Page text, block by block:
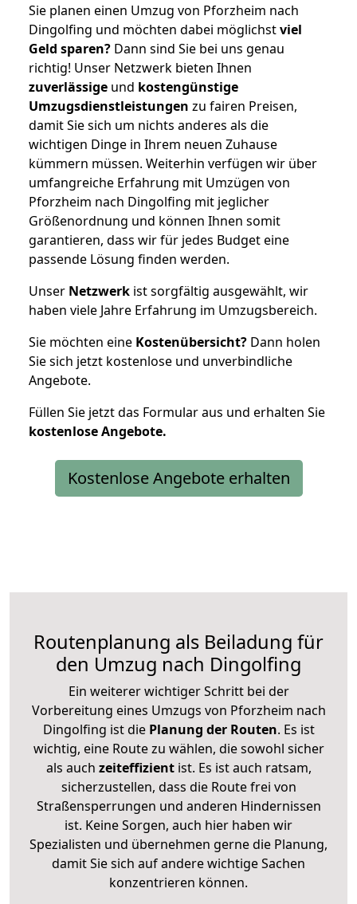
Sie planen einen Umzug von Pforzheim nach
Dingolfing und möchten dabei möglichstviel
Geld sparen? Dann sind Sie bei uns genau
richtig! Unser Netzwerk bieten Ihnen
zuverlässige und kostengünstige
Umzugsdienstleistungen zu fairen Preisen,
damit Sie sich um nichts anderes als die
wichtigen Dinge in Ihrem neuen Zuhause
kümmern müssen. Weiterhin verfügen wir über
umfangreiche Erfahrung mit Umzügen von
Pforzheim nach Dingolfing mit jeglicher
Größenordnung und können Ihnen somit
garantieren, dass wir für jedes Budget eine
passende Lösung finden werden.
Unser Netzwerk ist sorgfältig ausgewählt, wir
haben viele Jahre Erfahrung im Umzugsbereich.
Sie möchten eine Kostenübersicht? Dann holen
Sie sich jetzt kostenlose und unverbindliche
Angebote.
Füllen Sie jetzt das Formular aus und erhalten Sie
kostenloseAngebote.
Kostenlose Angebote erhalten
Routenplanung als Beiladung für
den Umzug nach Dingolfing
Ein weiterer wichtiger Schritt bei der
Vorbereitung eines Umzugs von Pforzheim nach
Dingolfing ist diePlanung der Routen. Es ist
wichtig, eine Route zu wählen, die sowohl sicher
als auch zeiteffizientist. Es ist auch ratsam,
sicherzustellen, dass die Route frei von
Straßensperrungen und anderen Hindernissen
ist. Keine Sorgen, auch hier haben wir
Spezialisten und übernehmen gerne die Planung,
damit Sie sich auf andere wichtige Sachen
konzentrieren können.